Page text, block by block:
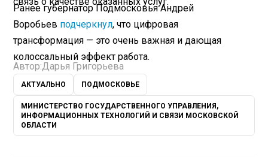
Ранее губернатор Подмосковья Андрей
Воробьев подчеркнул, что цифровая
трансформация — это очень важная и дающая
колоссальный эффект работа.
Автор:Дарья Григорьева
АКТУАЛЬНО ПОДМОСКОВЬЕ
МИНИСТЕРСТВО ГОСУДАРСТВЕННОГО УПРАВЛЕНИЯ,
ИНФОРМАЦИОННЫХ ТЕХНОЛОГИЙ И СВЯЗИ МОСКОВСКОЙ
ОБЛАСТИ